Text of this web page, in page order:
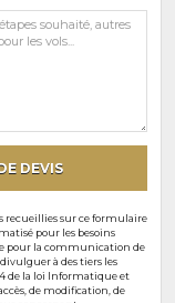
DEVIS
recueillies sur ce formulaire
pour les besoins
pour la communication de
à des tiers les
de la loi Informatique et
de modification, de